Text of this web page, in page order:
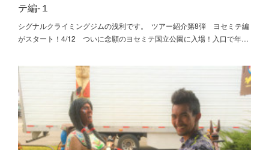
テ編-１
シグナルクライミングジムの浅利です。 ツアー紹介第8弾 ヨセミテ編
がスタート！4/12 ついに念願のヨセミテ国立公園に入場！入口で年…